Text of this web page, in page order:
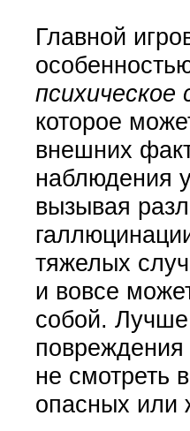
Главной
психическое
которое
внешних
наблюдения
вызывая
тяжелых
и вовсе
собой.
повреждения
не смотреть
опасных или